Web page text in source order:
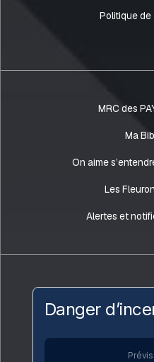
Politique
MRC des
Ma
On aime
Les
Alertes et
Danger